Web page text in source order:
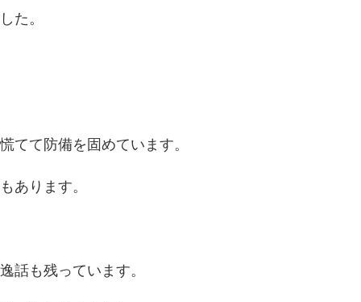
た。
てて防備を固めています。
あります。
話も残っています。